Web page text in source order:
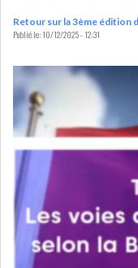
AGRO-ALIMENTAIRE
Retour sur la 3ème édition
Publié le:10/12/2025 - 12:31